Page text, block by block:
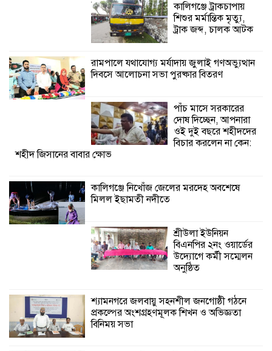
কালিগঞ্জে নিখোঁজ জেলের মরদেহ অবশেষে
মিলল ইছামতী নদীতে
শ্রীউলা ইউনিয়ন
অনুষ্ঠিত
শ্যামনগরে জলবায়ু সহনশীল জনগোষ্ঠী গঠনে
প্রকল্পের অংশগ্রহণমূলক শিখন ও অভিজ্ঞতা
শ্যামনগরে বনবিভাগ ও সিএমসির সাথে
কালিগঞ্জে ট্রাকচাপায়
শিশুর মর্মান্তিক মৃত্যু,
ট্রাক জব্দ, চালক আটক
রামপালে যথাযোগ্য মর্যাদায় জুলাই গণঅভ্যুত্থান
দিবসে আলোচনা সভা পুরষ্কার বিতরণ
পাঁচ মাসে সরকারের
দোষ দিচ্ছেন, আপনারা
ওই দুই বছরে শহীদদের
বিচার করলেন না কেন:
শহীদ জিসানের বাবার ক্ষোভ
কালিগঞ্জে নিখোঁজ জেলের মরদেহ অবশেষে
মিলল ইছামতী নদীতে
শ্রীউলা ইউনিয়ন
বিএনপির ২নং ওয়ার্ডের
উদ্যোগে কর্মী সম্মেলন
অনুষ্ঠিত
শ্যামনগরে জলবায়ু সহনশীল জনগোষ্ঠী গঠনে
প্রকল্পের অংশগ্রহণমূলক শিখন ও অভিজ্ঞতা
বিনিময় সভা